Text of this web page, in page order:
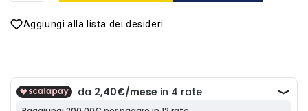
Aggiungi alla lista dei desideri